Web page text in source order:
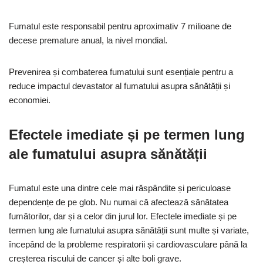
Fumatul este responsabil pentru aproximativ 7 milioane de
decese premature anual, la nivel mondial.
Prevenirea și combaterea fumatului sunt esențiale pentru a
reduce impactul devastator al fumatului asupra sănătății și
economiei.
Efectele imediate și pe termen lung
ale fumatului asupra sănătății
Fumatul este una dintre cele mai răspândite și periculoase
dependențe de pe glob. Nu numai că afectează sănătatea
fumătorilor, dar și a celor din jurul lor. Efectele imediate și pe
termen lung ale fumatului asupra sănătății sunt multe și variate,
începând de la probleme respiratorii și cardiovasculare până la
creșterea riscului de cancer și alte boli grave.